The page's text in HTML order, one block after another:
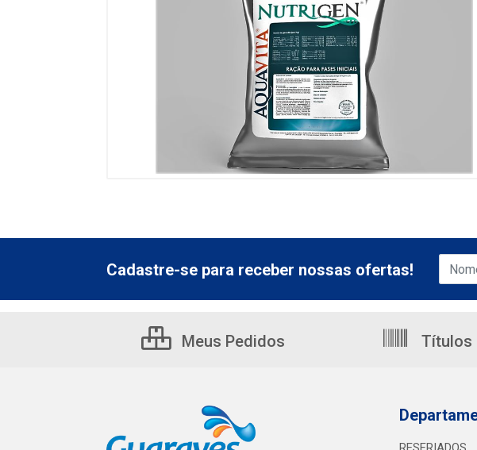
Cadastre-se para receber nossas ofertas!
Meus Pedidos Títulos